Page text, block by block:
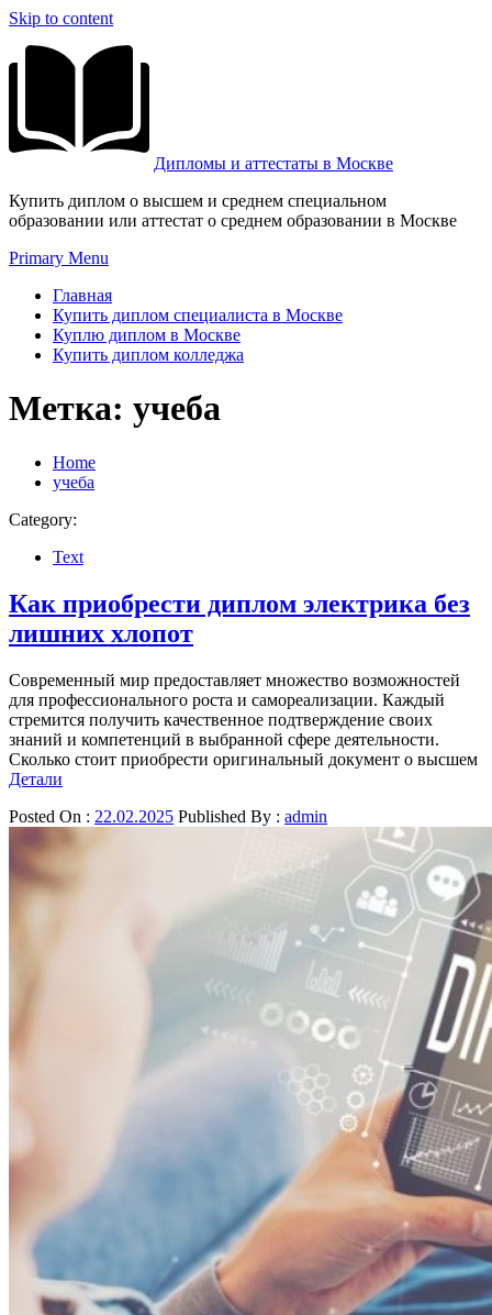
Skip to content
Дипломы и аттестаты в Москве
Купить диплом о высшем и среднем специальном
образовании или аттестат о среднем образовании в Москве
Primary Menu
Главная
Купить диплом специалиста в Москве
Куплю диплом в Москве
Купить диплом колледжа
Метка: учеба
Home
учеба
Category:
Text
Как приобрести диплом электрика без
лишних хлопот
Современный мир предоставляет множество возможностей
для профессионального роста и самореализации. Каждый
стремится получить качественное подтверждение своих
знаний и компетенций в выбранной сфере деятельности.
Сколько стоит приобрести оригинальный документ о высшем
Детали
Posted On : 22.02.2025 Published By : admin